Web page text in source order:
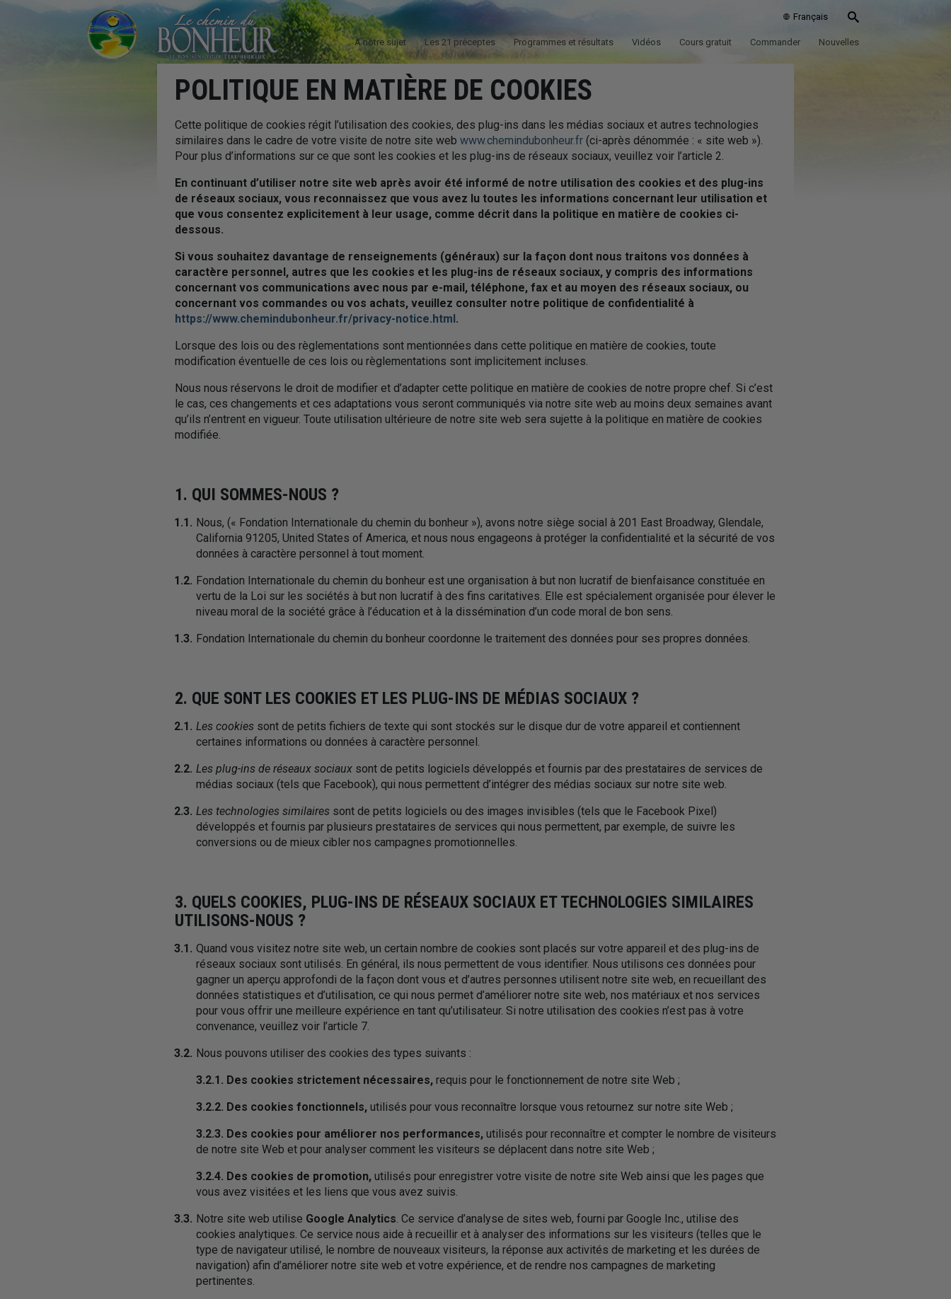
Français
À notre sujet Les 21 préceptes Programmes et résultats Vidéos Cours gratuit Commander Nouvelles
POLITIQUE EN MATIÈRE DE COOKIES
Cette politique de cookies régit l’utilisation des cookies, des plug-ins dans les médias sociaux et autres technologies
similaires dans le cadre de votre visite de notre site web www.chemindubonheur.fr (ci-après dénommée : « site web »).
Pour plus d’informations sur ce que sont les cookies et les plug-ins de réseaux sociaux, veuillez voir l’article 2.
En continuant d’utiliser notre site web après avoir été informé de notre utilisation des cookies et des plug-ins
de réseaux sociaux, vous reconnaissez que vous avez lu toutes les informations concernant leur utilisation et
que vous consentez explicitement à leur usage, comme décrit dans la politique en matière de cookies ci-
dessous.
Si vous souhaitez davantage de renseignements (généraux) sur la façon dont nous traitons vos données à
caractère personnel, autres que les cookies et les plug-ins de réseaux sociaux, y compris des informations
concernant vos communications avec nous par e-mail, téléphone, fax et au moyen des réseaux sociaux, ou
concernant vos commandes ou vos achats, veuillez consulter notre politique de confidentialité à
https://www.chemindubonheur.fr/privacy-notice.html.
Lorsque des lois ou des règlementations sont mentionnées dans cette politique en matière de cookies, toute
modification éventuelle de ces lois ou règlementations sont implicitement incluses.
Nous nous réservons le droit de modifier et d’adapter cette politique en matière de cookies de notre propre chef. Si c’est
le cas, ces changements et ces adaptations vous seront communiqués via notre site web au moins deux semaines avant
qu’ils n’entrent en vigueur. Toute utilisation ultérieure de notre site web sera sujette à la politique en matière de cookies
modifiée.
1. QUI SOMMES-NOUS ?
1.1. Nous, (« Fondation Internationale du chemin du bonheur »), avons notre siège social à 201 East Broadway, Glendale,
California 91205, United States of America, et nous nous engageons à protéger la confidentialité et la sécurité de vos
données à caractère personnel à tout moment.
1.2. Fondation Internationale du chemin du bonheur est une organisation à but non lucratif de bienfaisance constituée en
vertu de la Loi sur les sociétés à but non lucratif à des fins caritatives. Elle est spécialement organisée pour élever le
niveau moral de la société grâce à l’éducation et à la dissémination d’un code moral de bon sens.
1.3. Fondation Internationale du chemin du bonheur coordonne le traitement des données pour ses propres données.
2. QUE SONT LES COOKIES ET LES PLUG-INS DE MÉDIAS SOCIAUX ?
2.1. Les cookies sont de petits fichiers de texte qui sont stockés sur le disque dur de votre appareil et contiennent
certaines informations ou données à caractère personnel.
2.2. Les plug-ins de réseaux sociaux sont de petits logiciels développés et fournis par des prestataires de services de
médias sociaux (tels que Facebook), qui nous permettent d’intégrer des médias sociaux sur notre site web.
2.3. Les technologies similaires sont de petits logiciels ou des images invisibles (tels que le Facebook Pixel)
développés et fournis par plusieurs prestataires de services qui nous permettent, par exemple, de suivre les
conversions ou de mieux cibler nos campagnes promotionnelles.
3. QUELS COOKIES, PLUG-INS DE RÉSEAUX SOCIAUX ET TECHNOLOGIES SIMILAIRES
UTILISONS-NOUS ?
3.1. Quand vous visitez notre site web, un certain nombre de cookies sont placés sur votre appareil et des plug-ins de
réseaux sociaux sont utilisés. En général, ils nous permettent de vous identifier. Nous utilisons ces données pour
gagner un aperçu approfondi de la façon dont vous et d’autres personnes utilisent notre site web, en recueillant des
données statistiques et d’utilisation, ce qui nous permet d’améliorer notre site web, nos matériaux et nos services
pour vous offrir une meilleure expérience en tant qu’utilisateur. Si notre utilisation des cookies n’est pas à votre
convenance, veuillez voir l’article 7.
3.2. Nous pouvons utiliser des cookies des types suivants :
3.2.1. Des cookies strictement nécessaires, requis pour le fonctionnement de notre site Web ;
3.2.2. Des cookies fonctionnels, utilisés pour vous reconnaître lorsque vous retournez sur notre site Web ;
3.2.3. Des cookies pour améliorer nos performances, utilisés pour reconnaître et compter le nombre de visiteurs
de notre site Web et pour analyser comment les visiteurs se déplacent dans notre site Web ;
3.2.4. Des cookies de promotion, utilisés pour enregistrer votre visite de notre site Web ainsi que les pages que
vous avez visitées et les liens que vous avez suivis.
3.3. Notre site web utilise Google Analytics. Ce service d’analyse de sites web, fourni par Google Inc., utilise des
cookies analytiques. Ce service nous aide à recueillir et à analyser des informations sur les visiteurs (telles que le
type de navigateur utilisé, le nombre de nouveaux visiteurs, la réponse aux activités de marketing et les durées de
navigation) afin d’améliorer notre site web et votre expérience, et de rendre nos campagnes de marketing
pertinentes.